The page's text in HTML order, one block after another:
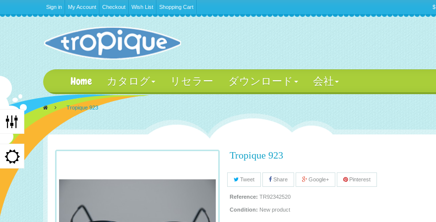
$
Sign in My Account Checkout Wish List Shopping Cart
Home カタログ リセラー ダウンロード 会社
> Tropique 923
Tropique 923
Tweet Share Google+ Pinterest
Reference: TR92342520
Condition: New product